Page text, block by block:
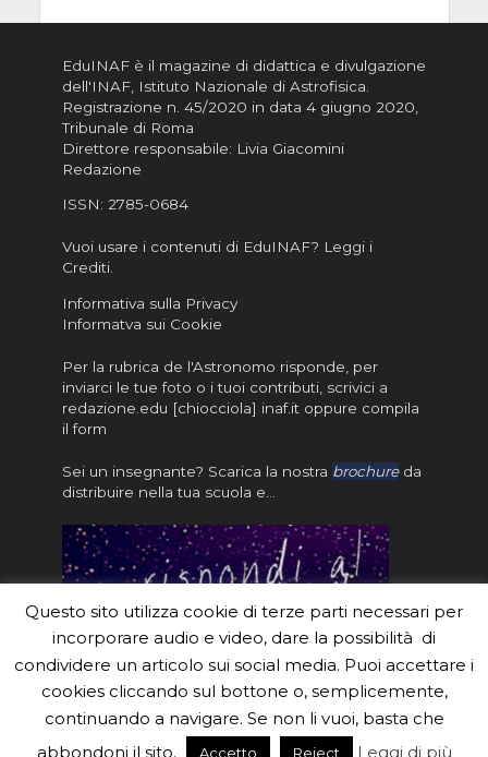
EduINAF è il magazine di didattica e divulgazione
dell'INAF, Istituto Nazionale di Astrofisica
Registrazione n. 45/2020 in data 4 giugno 2020,
Tribunale di Roma
Direttore responsabile: Livia Giacomini
Redazione
ISSN: 2785-0684
Vuoi usare i contenuti di EduINAF? Leggi i
Crediti.
Informativa sulla Privacy
Informatva sui Cookie
Per la rubrica de l'Astronomo risponde, per
inviarci le tue foto o i tuoi contributi, scrivici a
redazione.edu [chiocciola] inaf.it oppure compila
il form
Sei un insegnante? Scarica la nostra brochureda
distribuire nella tua scuola e…
#eduinaf #inaf #astronomyforabetterworld.
Questo sito utilizza cookie di terze parti necessari per
incorporare audio e video, dare la possibilità di
condividere un articolo sui social media. Puoi accettare i
cookies cliccando sul bottone o, semplicemente,
continuando a navigare. Se non li vuoi, basta che
abbondoni il sito.
Accetto Reject Leggi di più